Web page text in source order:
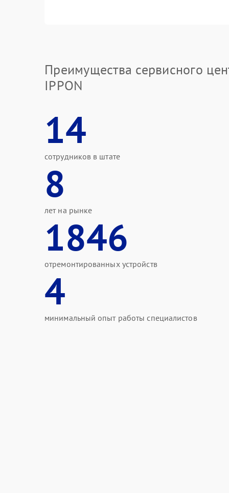
Преимущества сервисного
IPPON
14
сотрудников в штате
8
лет на рынке
1846
отремонтированных устройств
4
минимальный опыт работы специалистов